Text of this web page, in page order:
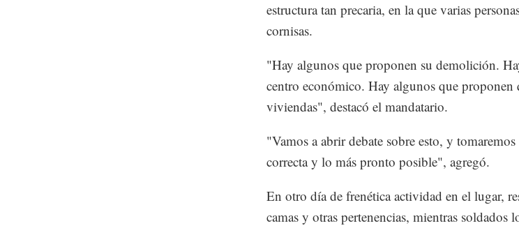
estructura tan precaria, en la que varias
cornisas.
"Hay algunos que proponen su demolición.
centro económico. Hay algunos que proponen
viviendas", destacó el mandatario.
"Vamos a abrir debate sobre esto, y
correcta y lo más pronto posible", agregó.
En otro día de frenética actividad en el lugar,
camas y otras pertenencias, mientras soldados